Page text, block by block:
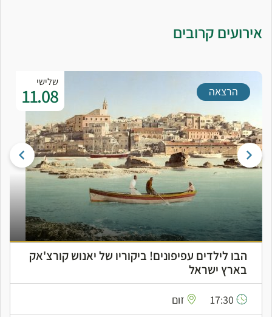
אירועים קרובים
שלישי
11.08 הרצאה
הבו לילדים עפיפונים! ביקוריו של יאנוש קורצ'אק
בארץ ישראל
זום